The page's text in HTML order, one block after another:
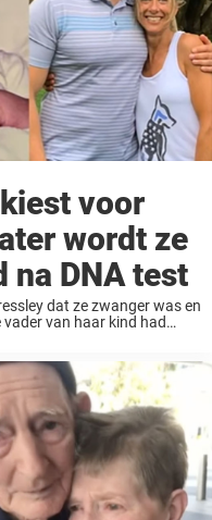
voor
wordt ze
na DNA test
dat ze zwanger was en
vader van haar kind had